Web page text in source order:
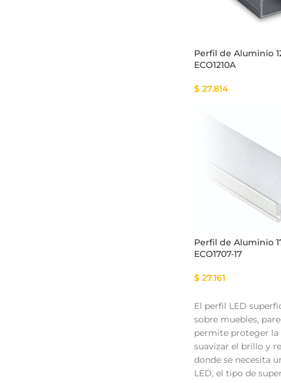
Perfil de Aluminio
ECO1210A
$ 27.814
Perfil de Aluminio
ECO1707-17
$ 27.161
El perfil LED
sobre muebles,
permite proteger la
suavizar el brillo y
donde se necesita
LED, el tipo de